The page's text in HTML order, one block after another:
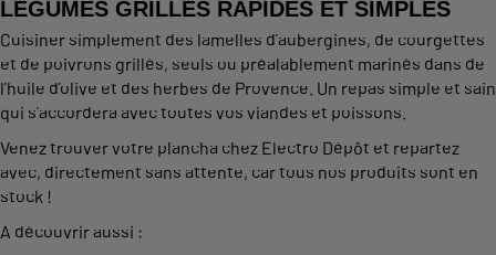
LÉGUMES GRILLÉS RAPIDES ET SIMPLES
Cuisiner simplement des lamelles d’aubergines, de courgettes
et de poivrons grillés, seuls ou préalablement marinés dans de
l’huile d’olive et des herbes de Provence. Un repas simple et sain
qui s’accordera avec toutes vos viandes et poissons.
Venez trouver votre plancha chez Electro Dépôt et repartez
avec, directement sans attente, car tous nos produits sont en
stock !
A découvrir aussi :